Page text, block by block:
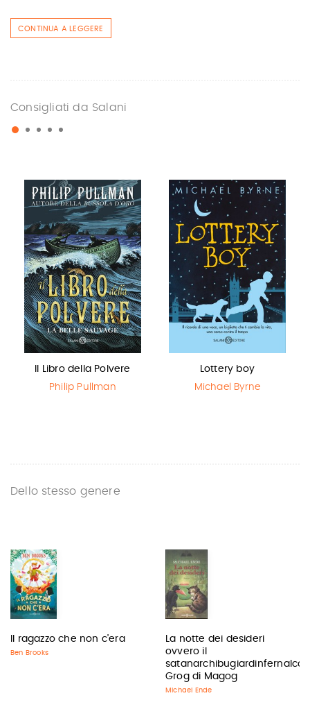
CONTINUA A LEGGERE
Consigliati da Salani
Il Libro della Polvere
Philip Pullman
Lottery boy
Michael Byrne
Dello stesso genere
Il ragazzo che non c'era
Ben Brooks
La notte dei desideri
ovvero il
Grog di Magog
Michael Ende